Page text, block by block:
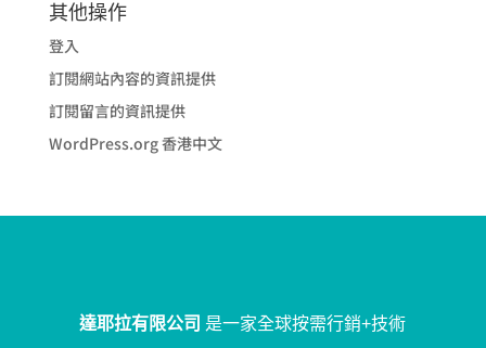
其他操作
登入
訂閱網站內容的資訊提供
訂閱留言的資訊提供
WordPress.org 香港中文
達耶拉有限公司 是一家全球按需行銷+技術